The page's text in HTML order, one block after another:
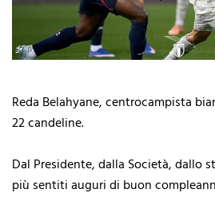
Reda Belahyane, centrocampista
22 candeline.
Dal Presidente, dalla Società, dallo
più sentiti auguri di buon